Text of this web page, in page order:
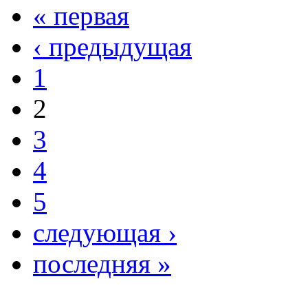
« первая
‹ предыдущая
1
2
3
4
5
следующая ›
последняя »